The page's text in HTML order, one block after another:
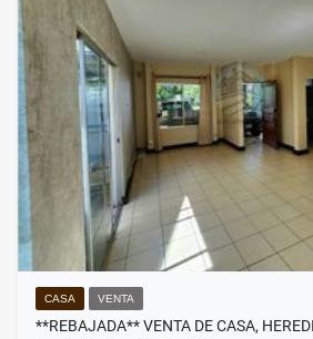
CASA VENTA
**REBAJADA** VENTA DE CASA,